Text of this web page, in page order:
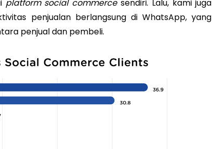
platform social commercesendiri. Lalu, kami juga
penjualan berlangsung di WhatsApp, yang
penjual dan pembeli.